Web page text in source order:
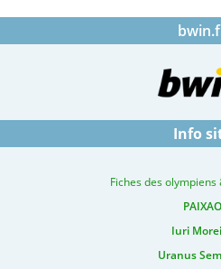
Info
Fiches des
PAIXAO
Iuri
Uranus